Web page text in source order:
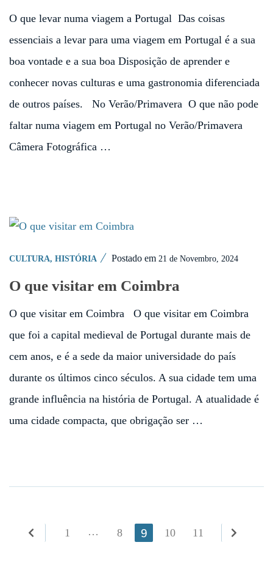
O que levar numa viagem a Portugal Das coisas
essenciais a levar para uma viagem em Portugal é a sua
boa vontade e a sua boa Disposição de aprender e
conhecer novas culturas e uma gastronomia diferenciada
de outros países. No Verão/Primavera O que não pode
faltar numa viagem em Portugal no Verão/Primavera
Câmera Fotográfica …
CULTURA, HISTÓRIA Postado em 21 de Novembro, 2024
O que visitar em Coimbra
O que visitar em Coimbra O que visitar em Coimbra
que foi a capital medieval de Portugal durante mais de
cem anos, e é a sede da maior universidade do país
durante os últimos cinco séculos. A sua cidade tem uma
grande influência na história de Portugal. A atualidade é
uma cidade compacta, que obrigação ser …
PaginaçãoPágina
1 … Página
8 Página
9 Página
10 Página
11